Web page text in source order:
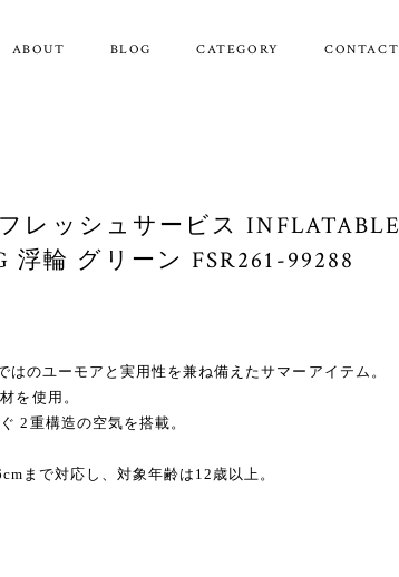
ABOUT BLOG CATEGORY CONTACT
レッシュサービス INFLATABLE
浮輪 グリーン FSR261-99288
はのユーモアと実用性を兼ね備えたサマーアイテム。
を使用。
2重構造の空気を搭載。
まで対応し、対象年齢は12歳以上。